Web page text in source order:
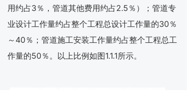
用约占3％，管道其他费用约占2.5％）；管道专
业设计工作量约占整个工程总设计工作量的30％
～40％；管道施工安装工作量约占整个工程总工
作量的50％。以上比例如图1.1.1所示。